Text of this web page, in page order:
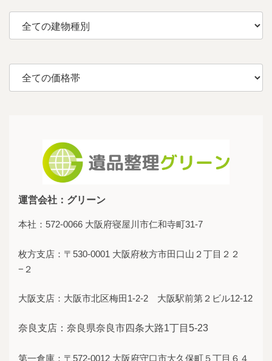
運営会社：グリーン
本社：572-0066 大阪府寝屋川市仁和寺町31-7
枚方支店：〒530-0001 大阪府枚方市田口山２丁目２２
−２
大阪支店：大阪市北区梅田1-2-2 大阪駅前第２ビル12-12
奈良支店：奈良県奈良市四条大路1丁目5-23
第一倉庫：〒572-0012 大阪府守口市大久保町５丁目６４